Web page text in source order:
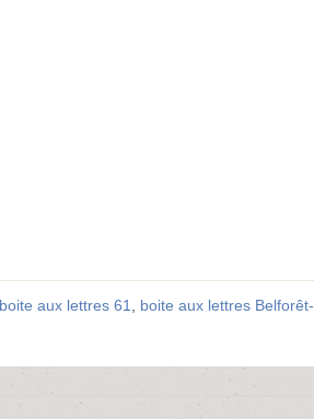
boite aux lettres 61, boite aux lettres Belforêt-